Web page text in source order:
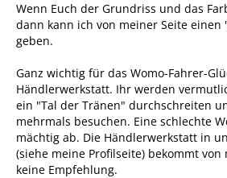
Wenn Euch der Grundriss und das
dann kann ich von meiner Seite einen
geben.
Ganz wichtig für das Womo-Fahrer-
Händlerwerkstatt. Ihr werden
ein "Tal der Tränen" durchschreiten
mehrmals besuchen. Eine schlechte
mächtig ab. Die Händlerwerkstatt in
(siehe meine Profilseite) bekommt
keine Empfehlung.